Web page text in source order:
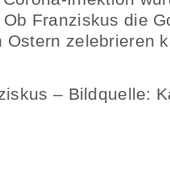
Franziskus die
Ostern zelebrieren
– Bildquelle: